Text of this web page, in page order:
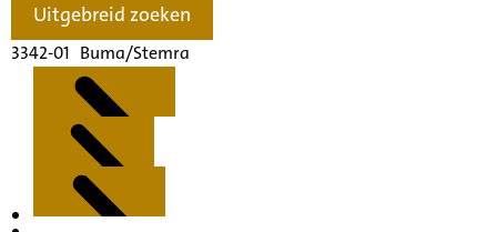
Uitgebreid zoeken
3342-01 Buma/Stemra